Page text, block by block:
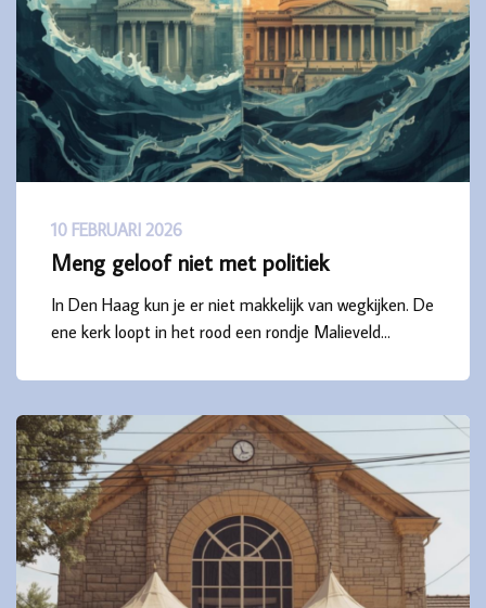
10 FEBRUARI 2026
Meng geloof niet met politiek
In Den Haag kun je er niet makkelijk van wegkijken. De
ene kerk loopt in het rood een rondje Malieveld…